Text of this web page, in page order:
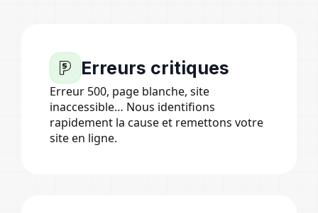
Erreurs critiques
Erreur 500, page blanche, site
inaccessible… Nous identifions
rapidement la cause et remettons votre
site en ligne.